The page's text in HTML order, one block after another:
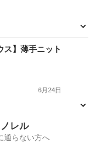
】薄手ニット
6月24日
レル
通らない方へ